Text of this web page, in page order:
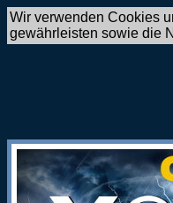
Wir verwenden Cookies
gewährleisten sowie die